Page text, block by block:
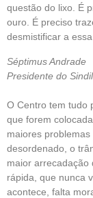
questão do lixo. É
ouro. É preciso
desmistificar a
Séptimus Andrade
Presidente do
O Centro tem tudo
que forem
maiores
desordenado, o
maior arrecadação
rápida, que nunca
acontece, falta